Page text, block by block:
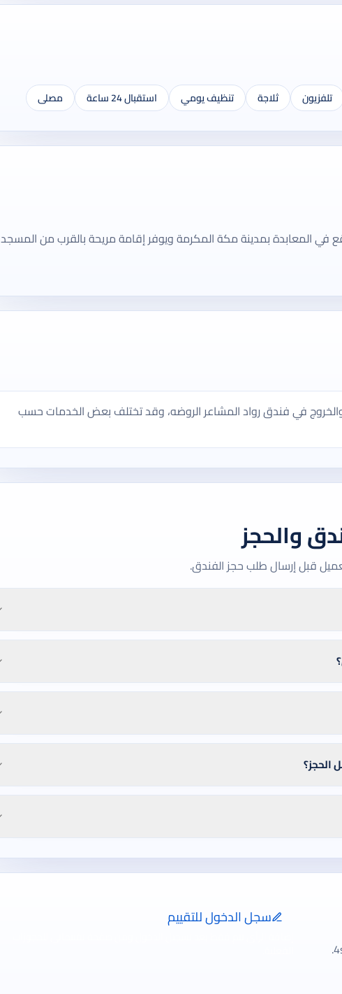
تلفزيون ثلاجة تنظيف يومي استقبال 24 ساعة مصلى
الروضه فندق 1 نجوم يقع في المعابدة بمدينة مكة المكرمة ويوفر إقامة مريحة بالقرب من المسجد
في فندق رواد المشاعر الروضه، وقد تختلف بعض الخدمات حسب
والحجز
قبل إرسال طلب حجز الفندق.
الحجز؟
سجل الدخول للتقييم